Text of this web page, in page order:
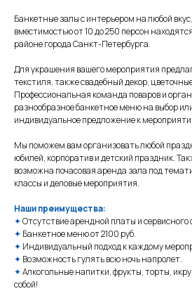
Банкетные залы с интерьером на любой
вместимостью от 10 до 250 персон
районе города Санкт-Петербурга.
Для украшения вашего мероприятия
текстиля, также свадебный декор,
Профессиональная команда поваров и
разнообразное банкетное меню на выбор
индивидуальное предложение к
Мы поможем вам организовать любой
юбилей, корпоратив и детский праздник.
возможна почасовая аренда зала под
классы и деловые мероприятия.
Наши преимущества:
✦Отсутствие арендной платы и сервисного
✦ Банкетное меню от 2100 руб.
✦ Индивидуальный подход к каждому
✦ Возможность гулять всю ночь напролет.
✦Алкогольные напитки, фрукты, торты,
собой!